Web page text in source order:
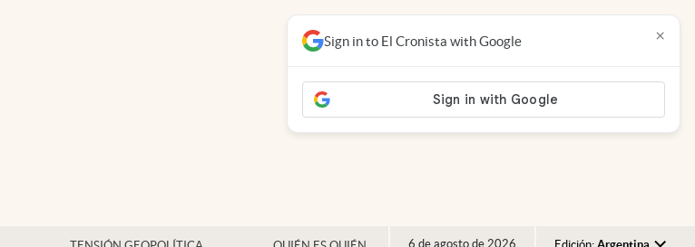
6 de agosto de 2026 Edición: Argentina
Sign in to El Cronista with Google ×